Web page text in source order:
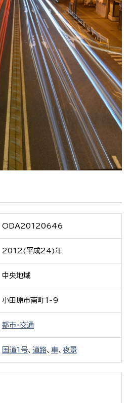
ODA20120646
2012(平成24)年
中央地域
小田原市南町1-9
都市・交通
国道1号、 道路、 車、 夜景